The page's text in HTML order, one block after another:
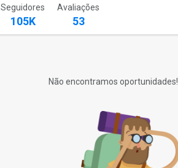
Seguidores
105K
Avaliações
53
Não encontramos oportunidades!